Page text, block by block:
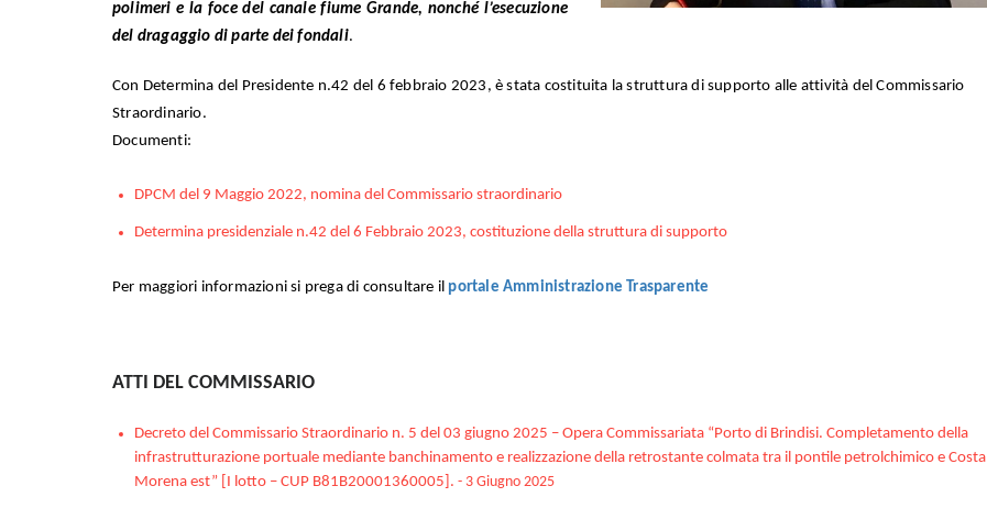
polimeri e la foce del canale fiume Grande, nonché l’esecuzione
del dragaggio di parte dei fondali.
Con Determina del Presidente n.42 del 6 febbraio 2023, è stata costituita la struttura di supporto alle attività del Commissario
Straordinario.
Documenti:
DPCM del 9 Maggio 2022, nomina del Commissario straordinario
Determina presidenziale n.42 del 6 Febbraio 2023, costituzione della struttura di supporto
Per maggiori informazioni si prega di consultare il portale Amministrazione Trasparente
ATTI DEL COMMISSARIO
Decreto del Commissario Straordinario n. 5 del 03 giugno 2025 – Opera Commissariata “Porto di Brindisi. Completamento della
infrastrutturazione portuale mediante banchinamento e realizzazione della retrostante colmata tra il pontile petrolchimico e Costa
Morena est” [I lotto – CUP B81B20001360005]. - 3 Giugno 2025